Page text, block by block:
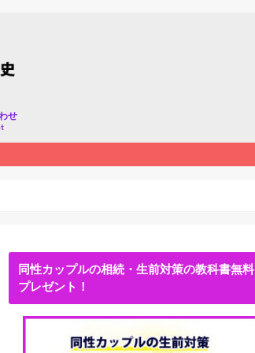
せ
同性カップルの相続・生前対策の教科書無料
プレゼント！